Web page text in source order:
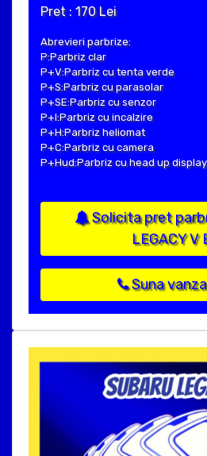
Pret : 170 Lei
Abrevieri parbrize:
P:Parbriz clar
P+V:Parbriz cu tenta verde
P+S:Parbriz cu parasolar
P+SE:Parbriz cu senzor
P+I:Parbriz cu incalzire
P+H:Parbriz heliomat
P+C:Parbriz cu camera
P+Hud:Parbriz cu head up display
Solicita pret
LEGACY V
Suna